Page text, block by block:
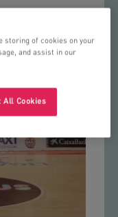
storing of cookies on your
and assist in our
All Cookies